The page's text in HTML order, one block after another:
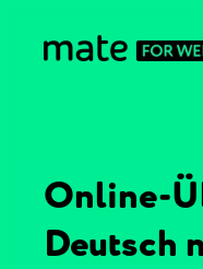
Online-
Deutsch